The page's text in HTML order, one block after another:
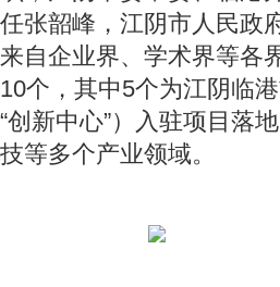
张韶峰，江阴市人民政
自企业界、学术界等各
个，其中5个为江阴临
创新中心”）入驻项目落
等多个产业领域。